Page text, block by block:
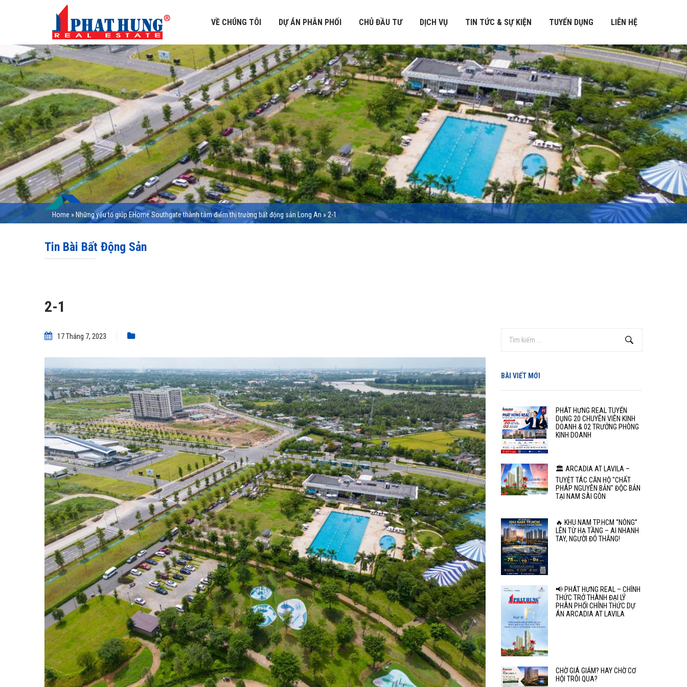
VỀ CHÚNG TÔI DỰ ÁN PHÂN PHỐI CHỦ ĐẦU TƯ DỊCH VỤ TIN TỨC & SỰ KIỆN TUYỂN DỤNG LIÊN HỆ
Home » Những yếu tố giúp EHome Southgate thành tâm điểm thị trường bất động sản Long An »2-1
Tin Bài Bất Động Sản
2-1
17 Tháng 7, 2023
BÀI VIẾT MỚI
PHÁT HƯNG REAL TUYỂN
DỤNG 20 CHUYÊN VIÊN KINH
DOANH & 02 TRƯỞNG PHÒNG
KINH DOANH
🏛️ ARCADIA AT LAVILA –
TUYỆT TÁC CĂN HỘ "CHẤT
PHÁP NGUYÊN BẢN" ĐỘC BẢN
TẠI NAM SÀI GÒN
🔥 KHU NAM TP.HCM “NÓNG”
LÊN TỪ HẠ TẦNG – AI NHANH
TAY, NGƯỜI ĐÓ THẮNG!
📢 PHÁT HƯNG REAL – CHÍNH
THỨC TRỞ THÀNH ĐẠI LÝ
PHÂN PHỐI CHÍNH THỨC DỰ
ÁN ARCADIA AT LAVILA
CHỜ GIÁ GIẢM? HAY CHỜ CƠ
HỘI TRÔI QUA?